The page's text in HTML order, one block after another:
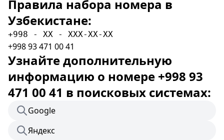
Правила набора номера в
Узбекистане:
+998 - XX - XXX-XX-XX
+998 93 471 00 41
Узнайте дополнительную
информацию о номере +998 93
471 00 41 в поисковых системах:
Google
Яндекс